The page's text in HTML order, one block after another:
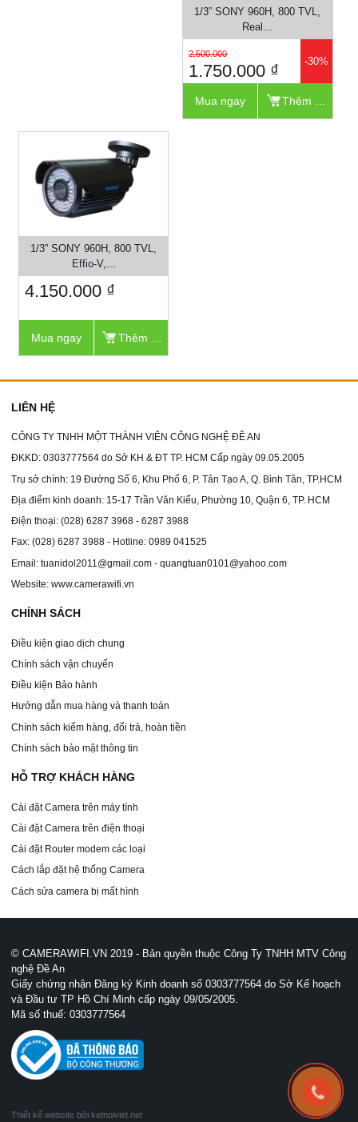
1/3” SONY 960H, 800 TVL,
Real...
2.500.000
1.750.000 ₫ -30%
Mua ngay
1/3” SONY 960H, 800 TVL,
Effio-V,...
4.150.000 ₫
Mua ngay
LIÊN HỆ
CÔNG TY TNHH MỘT THÀNH VIÊN CÔNG NGHỆ ĐỀ AN
ĐKKD: 0303777564 do Sở KH & ĐT TP. HCM Cấp ngày 09.05.2005
Trụ sở chính: 19 Đường Số 6, Khu Phố 6, P. Tân Tạo A, Q. Bình Tân, TP.HCM
Địa điểm kinh doanh: 15-17 Trần Văn Kiểu, Phường 10, Quận 6, TP. HCM
Điện thoại: (028) 6287 3968 - 6287 3988
Fax: (028) 6287 3988 - Hotline: 0989 041525
Email: tuanidol2011@gmail.com - quangtuan0101@yahoo.com
Website: www.camerawifi.vn
CHÍNH SÁCH
Điều kiện giao dịch chung
Chính sách vận chuyển
Điều kiện Bảo hành
Hướng dẫn mua hàng và thanh toán
Chính sách kiểm hàng, đổi trả, hoàn tiền
Chính sách bảo mật thông tin
HỖ TRỢ KHÁCH HÀNG
Cài đặt Camera trên máy tính
Cài đặt Camera trên điện thoại
Cài đặt Router modem các loại
Cách lắp đặt hệ thống Camera
Cách sửa camera bị mất hình
© CAMERAWIFI.VN 2019 - Bản quyền thuộc Công Ty TNHH MTV Công
nghệ Đề An
Giấy chứng nhận Đăng ký Kinh doanh số 0303777564 do Sở Kế hoạch
và Đầu tư TP Hồ Chí Minh cấp ngày 09/05/2005.
Mã số thuế: 0303777564
Thiết kế website bởi ketnoiviet.net